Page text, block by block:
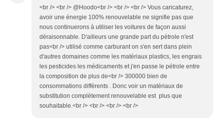
<br /> <br /> @Hoodo<br /> <br /> <br /> Vous caricaturez,
avoir une énergie 100% renouvelable ne signifie pas que
nous continuerons à utiliser les voitures de façon aussi
déraisonnable. D'ailleurs une grande part du pétrole n'est
pas<br /> utilisé comme carburant on s'en sert dans plein
d'autres domaines comme les matériaux plastics, les engrais
les pesticides les médicaments et j'en passe le pétrole entre
la composition de plus de<br /> 300000 bien de
consommations différents . Donc voir un matériaux de
substitution complètement renouvelable est plus que
souhaitable.<br /> <br /> <br /> <br />